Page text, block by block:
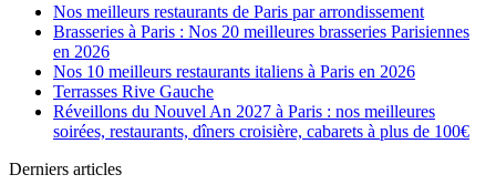
Nos meilleurs restaurants de Paris par arrondissement
Brasseries à Paris : Nos 20 meilleures brasseries Parisiennes
en 2026
Nos 10 meilleurs restaurants italiens à Paris en 2026
Terrasses Rive Gauche
Réveillons du Nouvel An 2027 à Paris : nos meilleures
soirées, restaurants, dîners croisière, cabarets à plus de 100€
Derniers articles